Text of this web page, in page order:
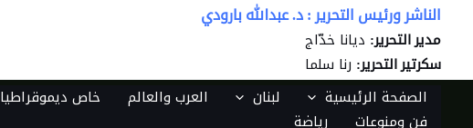
تخطي
المحتوى
الناشر ورئيس التحرير : د. عبدالله بارودي
مدير التحرير: ديانا خدّاج
سكرتير التحرير: رنا سلما
الصفحة الرئيسية لبنان العرب والعالم خاص ديموقراطيا
فن ومنوعات
رياضة